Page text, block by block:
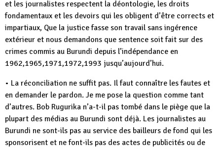
et les journalistes respectent la déontologie, les droits
fondamentaux et les devoirs qui les obligent d’être corrects et
impartiaux, Que la justice fasse son travail sans ingérence
extérieur et nous demandons que sentence soit fait sur des
crimes commis au Burundi depuis l’indépendance en
1962,1965,1971,1972,1993 jusqu’aujourd’hui.
• La réconciliation ne suffit pas. Il faut connaître les fautes et
en demander le pardon. Je me pose la question comme tant
d’autres. Bob Rugurika n’a-t-il pas tombé dans le piège que la
plupart des médias au Burundi sont déjà. Les journalistes au
Burundi ne sont-ils pas au service des bailleurs de fond qui les
sponsorisent et ne font-ils pas des actes de publicités ou de